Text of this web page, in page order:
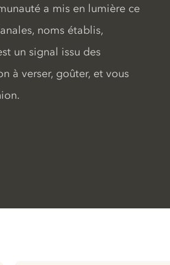
a mis en lumière ce
noms établis,
un signal issu des
à verser, goûter, et vous